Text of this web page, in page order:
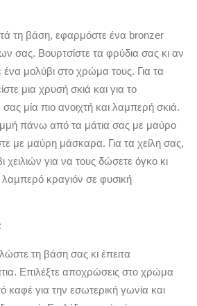
τη βάση, εφαρμόστε ένα bronzer
σας. Βουρτσίστε τα φρύδια σας κι αν
ένα μολύβι στο χρώμα τους. Για τα
μια χρυσή σκιά και για το
μία πιο ανοιχτή και λαμπερή σκιά.
πάνω από τα μάτια σας με μαύρο
με μαύρη μάσκαρα. Για τα χείλη σας,
χειλιών για να τους δώσετε όγκο κι
κραγιόν σε φυσική
τη βάση σας κι έπειτα
Επιλέξτε αποχρώσεις στο χρώμα
καφέ για την εσωτερική γωνία και